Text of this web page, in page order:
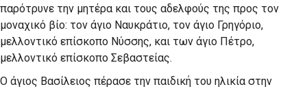
παρότρυνε την μητέρα και τους αδελφούς της προς τον
μοναχικό βίο: τον άγιο Ναυκράτιο, τον άγιο Γρηγόριο,
μελλοντικό επίσκοπο Νύσσης, και των άγιο Πέτρο,
μελλοντικό επίσκοπο Σεβαστείας.
Ο άγιος Βασίλειος πέρασε την παιδική του ηλικία στην